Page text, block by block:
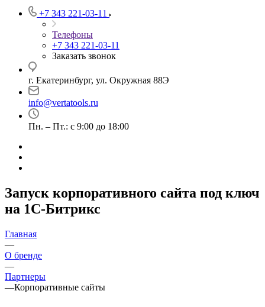
+7 343 221-03-11
Телефоны
+7 343 221-03-11
Заказать звонок
г. Екатеринбург, ул. Окружная 88Э
info@vertatools.ru
Пн. – Пт.: с 9:00 до 18:00
Запуск корпоративного сайта под ключ
на 1С-Битрикс
Главная
—
О бренде
—
Партнеры
—Корпоративные сайты